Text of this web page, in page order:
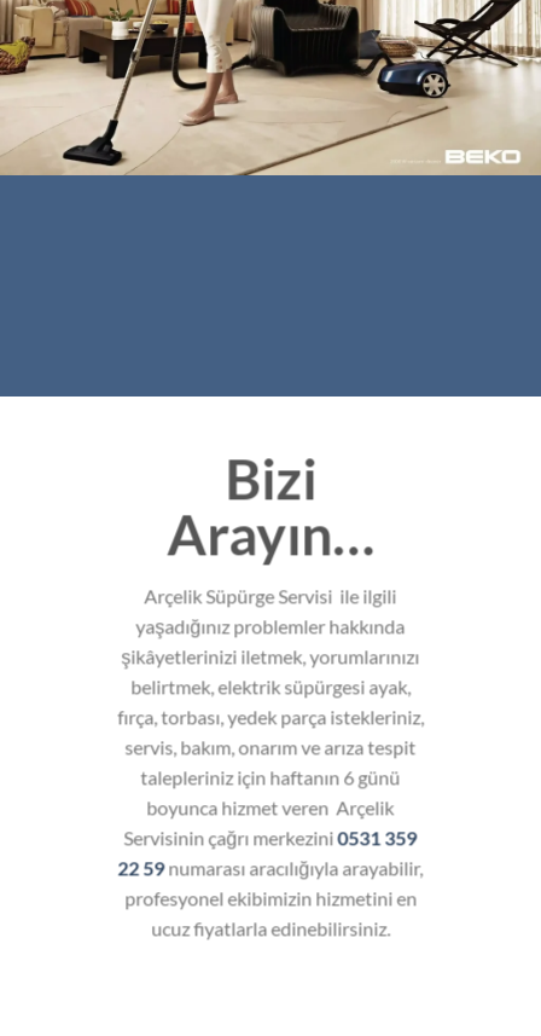
Bizi
Arayın…
Arçelik Süpürge Servisi ile ilgili
yaşadığınız problemler hakkında
şikâyetlerinizi iletmek, yorumlarınızı
belirtmek, elektrik süpürgesi ayak,
fırça, torbası, yedek parça istekleriniz,
servis, bakım, onarım ve arıza tespit
talepleriniz için haftanın 6 günü
boyunca hizmet veren Arçelik
Servisinin çağrı merkezini0531 359
22 59numarası aracılığıyla arayabilir,
profesyonel ekibimizin hizmetini en
ucuz fiyatlarla edinebilirsiniz.